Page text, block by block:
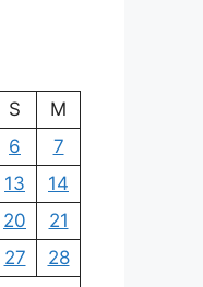
S
M
6
7
13
14
20
21
27
28